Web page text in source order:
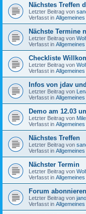
Nächstes Treffen
Letzter Beitrag von
Verfasst in
Nächste Termine
Letzter Beitrag von
Verfasst in
Checkliste
Letzter Beitrag von
Verfasst in
Infos von jdav
Letzter Beitrag von
Verfasst in
Demo am 12.03
Letzter Beitrag von
Verfasst in
Nächstes Treffen
Letzter Beitrag von
Verfasst in
Nächster Termin
Letzter Beitrag von
Verfasst in
Forum abonnieren
Letzter Beitrag von
Verfasst in